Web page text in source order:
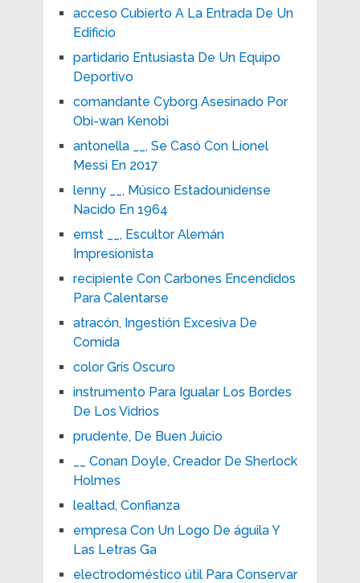
acceso Cubierto A La Entrada De Un
Edificio
partidario Entusiasta De Un Equipo
Deportivo
comandante Cyborg Asesinado Por
Obi-wan Kenobi
antonella __, Se Casó Con Lionel
Messi En 2017
lenny __, Músico Estadounidense
Nacido En 1964
ernst __, Escultor Alemán
Impresionista
recipiente Con Carbones Encendidos
Para Calentarse
atracón, Ingestión Excesiva De
Comida
color Gris Oscuro
instrumento Para Igualar Los Bordes
De Los Vidrios
prudente, De Buen Juicio
__ Conan Doyle, Creador De Sherlock
Holmes
lealtad, Confianza
empresa Con Un Logo De águila Y
Las Letras Ga
electrodoméstico útil Para Conservar